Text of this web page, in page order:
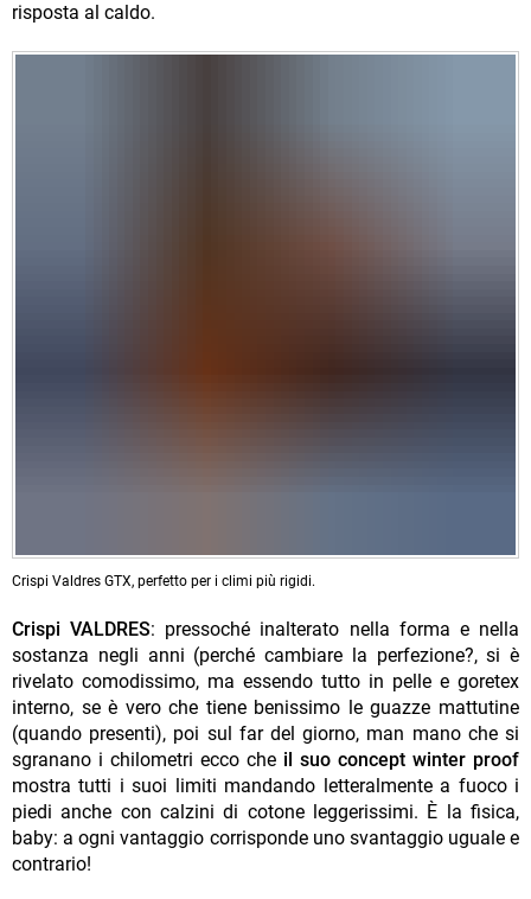
risposta al caldo.
Crispi Valdres GTX, perfetto per i climi più rigidi.
Crispi VALDRES: pressoché inalterato nella forma e nella
sostanza negli anni (perché cambiare la perfezione?, si è
rivelato comodissimo, ma essendo tutto in pelle e goretex
interno, se è vero che tiene benissimo le guazze mattutine
(quando presenti), poi sul far del giorno, man mano che si
sgranano i chilometri ecco che il suo concept winter proof
mostra tutti i suoi limiti mandando letteralmente a fuoco i
piedi anche con calzini di cotone leggerissimi. È la fisica,
baby: a ogni vantaggio corrisponde uno svantaggio uguale e
contrario!